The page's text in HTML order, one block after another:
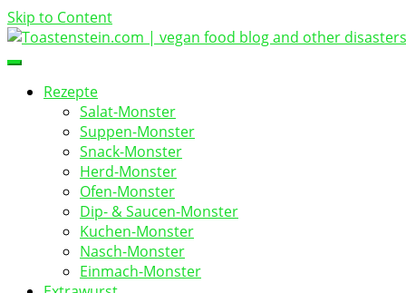
Skip to Content
Toastenstein.com
vegan food blog
Rezepte
Salat-Monster
Suppen-Monster
Snack-Monster
Herd-Monster
Ofen-Monster
Dip- & Saucen-Monster
Kuchen-Monster
Nasch-Monster
Einmach-Monster